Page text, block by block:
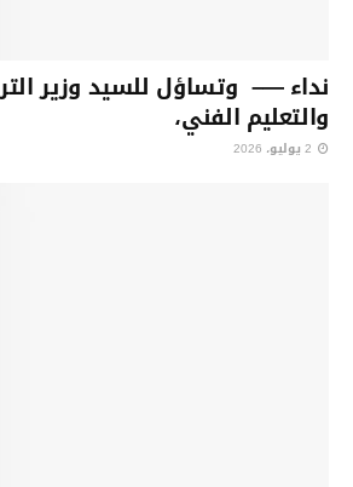
نداء —– وتساؤل للسيد وزير
والتعليم الفني،